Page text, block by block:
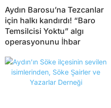
Aydın Barosu’na Tezcanlar
için halkı kandırdı! “Baro
Temsilcisi Yoktu” algı
operasyonunu İhbar